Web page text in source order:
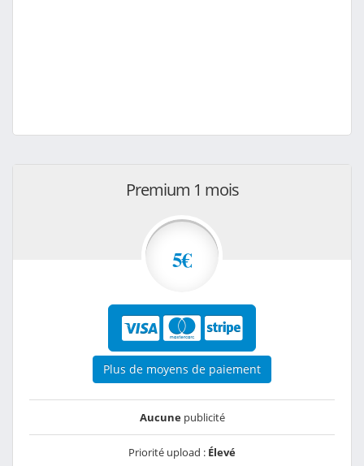
Premium 1 mois
5€
Plus de moyens de paiement
Aucunepublicité
Priorité upload : Élevé